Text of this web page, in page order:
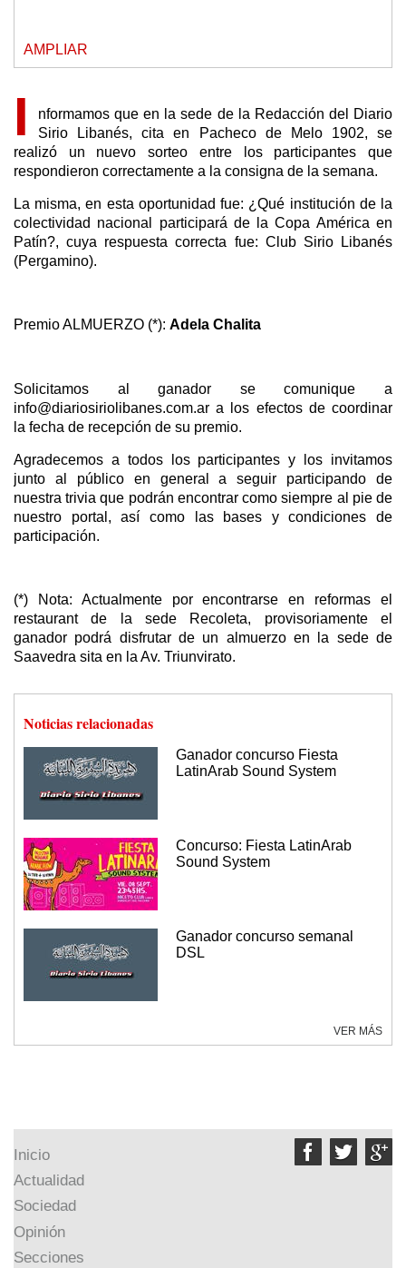
AMPLIAR
I
nformamos que en la sede de la Redacción del Diario
Sirio Libanés, cita en Pacheco de Melo 1902, se
realizó un nuevo sorteo entre los participantes que
respondieron correctamente a la consigna de la semana.
La misma, en esta oportunidad fue: ¿Qué institución de la
colectividad nacional participará de la Copa América en
Patín?, cuya respuesta correcta fue: Club Sirio Libanés
(Pergamino).
Premio ALMUERZO (*): Adela Chalita
Solicitamos al ganador se comunique a
info@diariosiriolibanes.com.ar a los efectos de coordinar
la fecha de recepción de su premio.
Agradecemos a todos los participantes y los invitamos
junto al público en general a seguir participando de
nuestra trivia que podrán encontrar como siempre al pie de
nuestro portal, así como las bases y condiciones de
participación.
(*) Nota: Actualmente por encontrarse en reformas el
restaurant de la sede Recoleta, provisoriamente el
ganador podrá disfrutar de un almuerzo en la sede de
Saavedra sita en la Av. Triunvirato.
Noticias relacionadas
Ganador concurso Fiesta
LatinArab Sound System
Concurso: Fiesta LatinArab
Sound System
Ganador concurso semanal
DSL
VER MÁS
  
Inicio
Actualidad
Sociedad
Opinión
Secciones